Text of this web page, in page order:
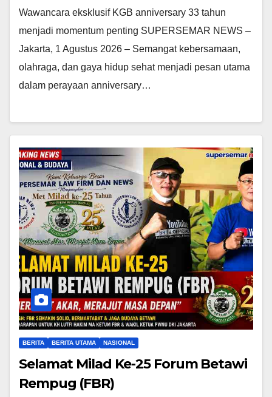
Wawancara eksklusif KGB anniversary 33 tahun
menjadi momentum penting SUPERSEMAR NEWS –
Jakarta, 1 Agustus 2026 – Semangat kebersamaan,
olahraga, dan gaya hidup sehat menjadi pesan utama
dalam perayaan anniversary…
BERITA BERITA UTAMA NASIONAL
Selamat Milad Ke-25 Forum Betawi
Rempug (FBR)